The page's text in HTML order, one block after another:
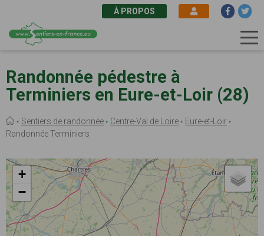
au
contenu
principal
À PROPOS
Randonnée pédestre à
Terminiers en Eure-et-Loir (28)
Fil
d'Ariane
Sentiers de randonnée Centre-Val de Loire
Eure-et-Loir
Randonnée Terminiers
+
−